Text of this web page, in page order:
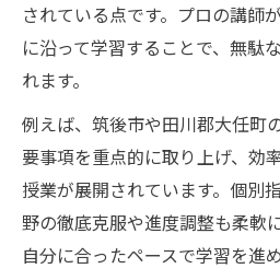
されている点です。プロの講師
に沿って学習することで、無駄
れます。
例えば、筑後市や田川郡大任町
要事項を重点的に取り上げ、効
授業が展開されています。個別
野の徹底克服や進度調整も柔軟
自分に合ったペースで学習を進